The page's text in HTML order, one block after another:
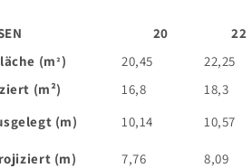
20
22
(m² ) 20,45
22,25
(m²)
16,8
18,3
(m)
10,14 10,57
(m) 7,76
8,09